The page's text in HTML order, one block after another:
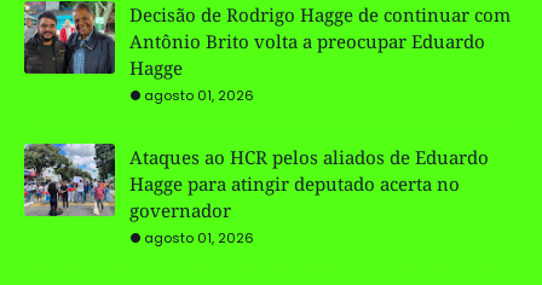
Decisão de Rodrigo Hagge de continuar com
Antônio Brito volta a preocupar Eduardo
Hagge
agosto 01, 2026
Ataques ao HCR pelos aliados de Eduardo
Hagge para atingir deputado acerta no
governador
agosto 01, 2026